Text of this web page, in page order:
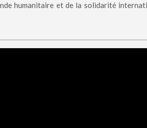
humanitaire et de la solidarité